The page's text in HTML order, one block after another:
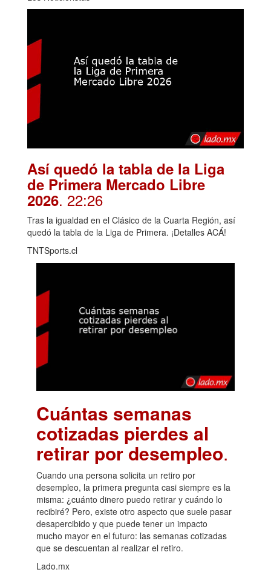
Así quedó la tabla de la Liga
de Primera Mercado Libre
2026. 22:26
Tras la igualdad en el Clásico de la Cuarta Región, así
quedó la tabla de la Liga de Primera. ¡Detalles ACÁ!
TNTSports.cl
Cuántas semanas
cotizadas pierdes al
retirar por desempleo.
Cuando una persona solicita un retiro por
desempleo, la primera pregunta casi siempre es la
misma: ¿cuánto dinero puedo retirar y cuándo lo
recibiré? Pero, existe otro aspecto que suele pasar
desapercibido y que puede tener un impacto
mucho mayor en el futuro: las semanas cotizadas
que se descuentan al realizar el retiro.
Lado.mx